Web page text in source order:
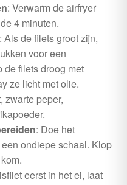
: Verwarm de airfryer
4 minuten.
: Als de filets groot zijn,
voor een
de filets droog met
ze licht met olie.
zwarte peper,
: Doe het
ondiepe schaal. Klop
eerst in het ei, laat